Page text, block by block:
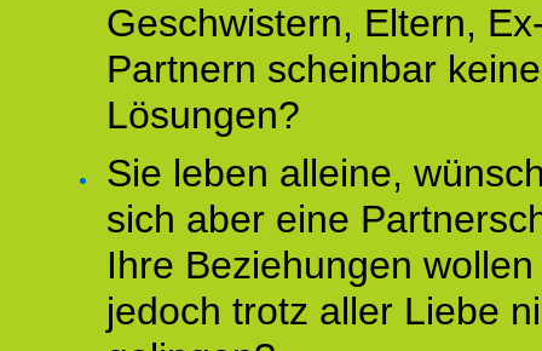
Geschwistern, Eltern,
Partnern scheinbar keine
Lösungen?
Sie leben alleine,
sich aber eine
Ihre Beziehungen wollen
jedoch trotz aller Liebe